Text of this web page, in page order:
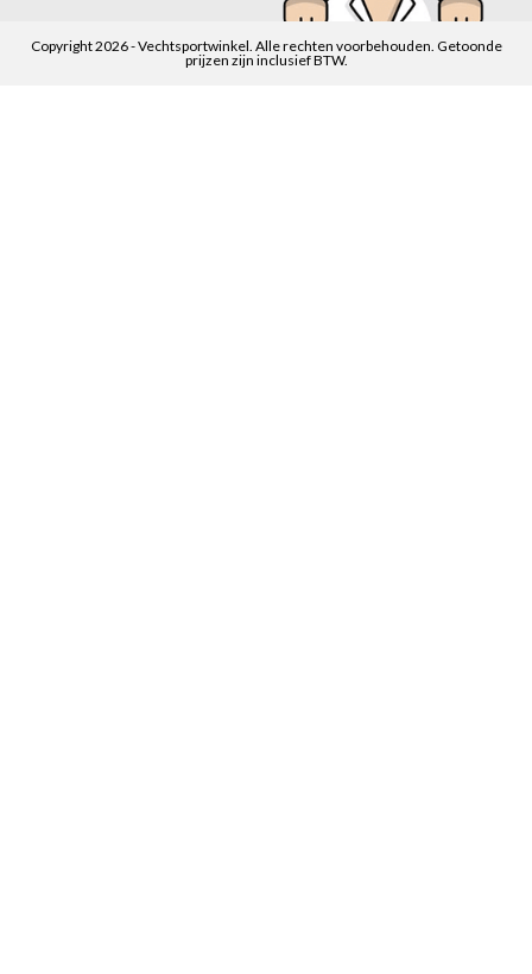
Copyright 2026 - Vechtsportwinkel. Alle rechten voorbehouden. Getoonde
prijzen zijn inclusief BTW.